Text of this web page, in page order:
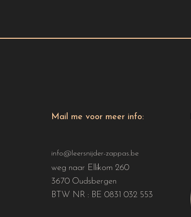
Mail me voor meer info:
info@leersnijder-zappas.be
weg naar Ellikom 260
3670 Oudsbergen
BTW NR : BE 0831 032 553